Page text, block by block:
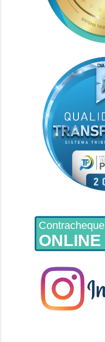
Contracheque
ONLINE